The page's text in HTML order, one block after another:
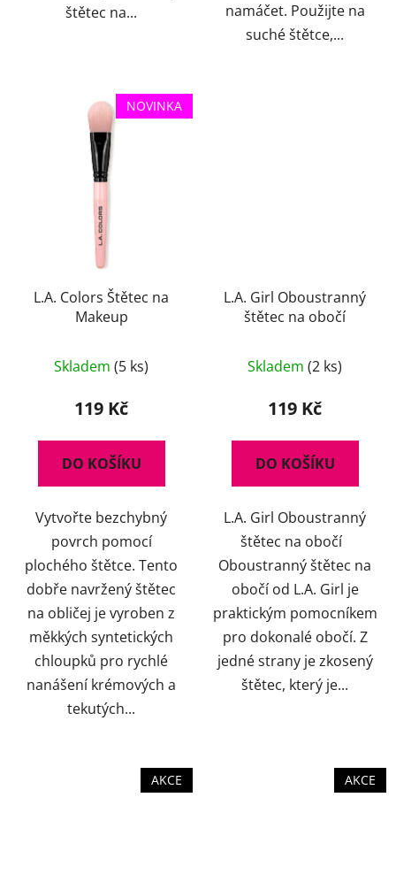
štětec na...
namáčet. Použijte na
suché štětce,...
NOVINKA
L.A. Colors Štětec na
Makeup
Skladem (5 ks)
119 Kč
DO KOŠÍKU
Vytvořte bezchybný
povrch pomocí
plochého štětce. Tento
dobře navržený štětec
na obličej je vyroben z
měkkých syntetických
chloupků pro rychlé
nanášení krémových a
tekutých...
L.A. Girl Oboustranný
štětec na obočí
Skladem (2 ks)
119 Kč
DO KOŠÍKU
L.A. Girl Oboustranný
štětec na obočí
Oboustranný štětec na
obočí od L.A. Girl je
praktickým pomocníkem
pro dokonalé obočí. Z
jedné strany je zkosený
štětec, který je...
AKCE AKCE